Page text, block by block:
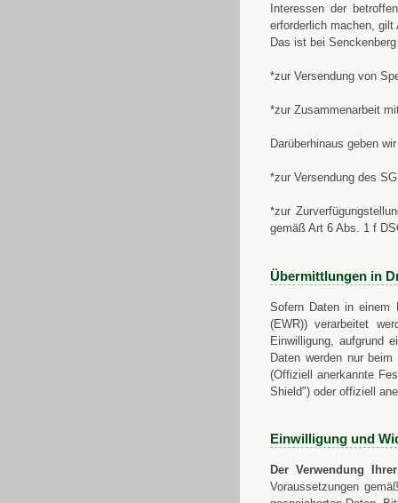
Interessen der
erforderlich machen,
Das ist bei
*zur Versendung von
*zur Zusammenarbeit
Darüberhinaus geben
*zur Versendung des
*zur
gemäß Art 6 Abs. 1 f
Übermittlungen in
Sofern Daten in einem
(EWR)) verarbeitet
Einwilligung, aufgrund
Daten werden nur
(Offiziell anerkannte
Shield") oder offiziell
Einwilligung und
Der Verwendung
Voraussetzungen